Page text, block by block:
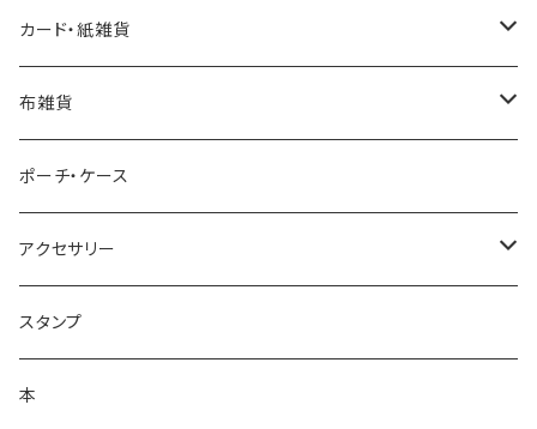
カード・紙雑貨
ポストカード
レターセット・便箋
ノート・メモ帳
ラッピングペーパー
ポスター
布雑貨
手ぬぐい
手ぬぐいハンカチ
クリーナークロス
バッグ
ポーチ・ケース
アクセサリー
ネックレス
バッジ・ブローチ
スタンプ
本